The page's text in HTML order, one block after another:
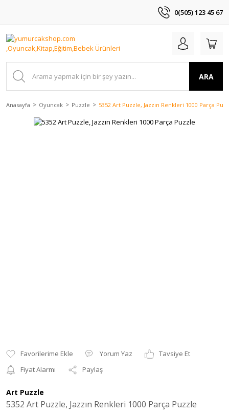
0(505) 123 45 67
ARA
Anasayfa Oyuncak Puzzle 5352 Art Puzzle, Jazzın Renkleri 1000 Parça
Yorum Yaz
Tavsiye Et
Fiyat Alarmı
Paylaş
Art Puzzle
5352 Art Puzzle, Jazzın Renkleri 1000 Parça Puzzle